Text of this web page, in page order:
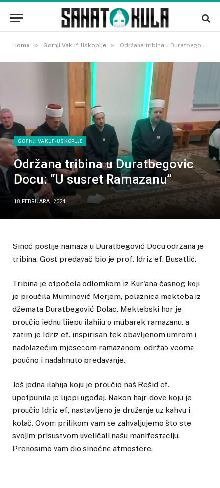
Home » Gornji Vakuf-Uskoplje » Održana tribina u Duratbegovic Docu: “U susret Ramazanu”
GORNJI VAKUF-USKOPLJE
Održana tribina u Duratbegovic
Docu: “U susret Ramazanu”
18 FEBRUARA, 2024
Sinoć poslije namaza u Duratbegović Docu održana je
tribina. Gost predavač bio je prof. Idriz ef. Busatlić.
Tribina je otpočela odlomkom iz Kur'ana časnog koji
je proučila Muminović Merjem, polaznica mekteba iz
džemata Duratbegović Dolac. Mektebski hor je
proučio jednu lijepu ilahiju o mubarek ramazanu, a
zatim je Idriz ef. inspirisan tek obavljenom umrom i
nadolazećim mjesecom ramazanom, održao veoma
poučno i nadahnuto predavanje.
Još jedna ilahija koju je proučio naš Rešid ef.
upotpunila je lijepi ugođaj. Nakon hajr-dove koju je
proučio Idriz ef, nastavljeno je druženje uz kahvu i
kolač. Ovom prilikom vam se zahvaljujemo što ste
svojim prisustvom uveličali našu manifestaciju.
Prenosimo vam dio sinoćne atmosfere.